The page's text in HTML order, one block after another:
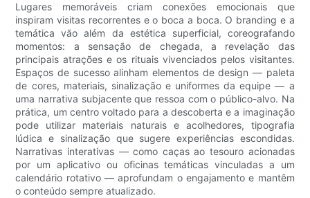
Lugares memoráveis ​​criam conexões emocionais que
inspiram visitas recorrentes e o boca a boca. O branding e a
temática vão além da estética superficial, coreografando
momentos: a sensação de chegada, a revelação das
principais atrações e os rituais vivenciados pelos visitantes.
Espaços de sucesso alinham elementos de design — paleta
de cores, materiais, sinalização e uniformes da equipe — a
uma narrativa subjacente que ressoa com o público-alvo. Na
prática, um centro voltado para a descoberta e a imaginação
pode utilizar materiais naturais e acolhedores, tipografia
lúdica e sinalização que sugere experiências escondidas.
Narrativas interativas — como caças ao tesouro acionadas
por um aplicativo ou oficinas temáticas vinculadas a um
calendário rotativo — aprofundam o engajamento e mantêm
o conteúdo sempre atualizado.